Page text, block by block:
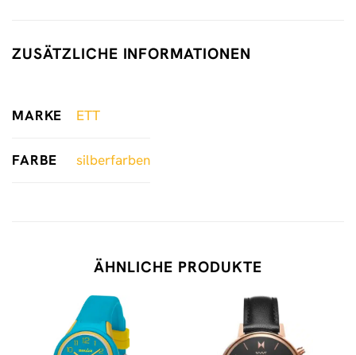
ZUSÄTZLICHE INFORMATIONEN
MARKE ETT
FARBE silberfarben
ÄHNLICHE PRODUKTE